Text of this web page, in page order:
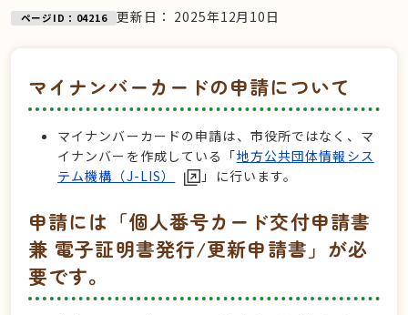
ページID：04216 更新日： 2025年12月10日
マイナンバーカードの申請について
マイナンバーカードの申請は、市役所ではなく、マ
イナンバーを作成している「地方公共団体情報シス
テム機構（J-LIS）
」 に行います。
申請には「個人番号カード交付申請書
兼 電子証明書発行/更新申請書」が必
要です。